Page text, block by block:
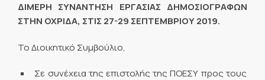
ΔΙΜΕΡΗ ΣΥΝΑΝΤΗΣΗ ΕΡΓΑΣΙΑΣ ΔΗΜΟΣΙΟΓΡΑΦΩΝ
ΣΤΗΝ ΟΧΡΙΔΑ, ΣΤΙΣ 27-29 ΣΕΠΤΕΜΒΡΙΟΥ 2019.
Το Διοικητικό Συμβούλιο,
Σε συνέχεια της επιστολής της ΠΟΕΣΥ προς τους